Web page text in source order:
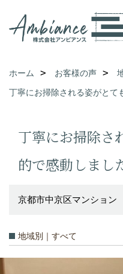
ホーム お客様の声
丁寧にお掃除される姿がとて
丁寧にお掃除さ
的で感動しまし
京都市中京区マンショ
地域別｜すべて